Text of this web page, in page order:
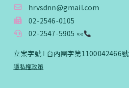
hrvsdnn@gmail.com
02-2546-0105
02-2547-5905 ««
立案字號 I 台內團字第1100042466號
隱私權政策